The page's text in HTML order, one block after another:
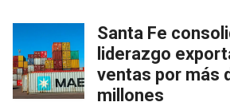
Santa Fe
liderazgo
ventas por más
millones